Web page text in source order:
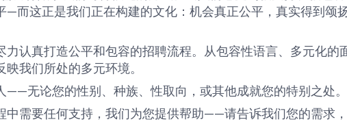
—而这正是我们正在构建的文化：机会真正公平，真实得到颂
认真打造公平和包容的招聘流程。从包容性语言、多元化的
我们所处的多元环境。
——无论您的性别、种族、性取向，或其他成就您的特别之处。
需要任何支持，我们为您提供帮助——请告诉我们您的需求